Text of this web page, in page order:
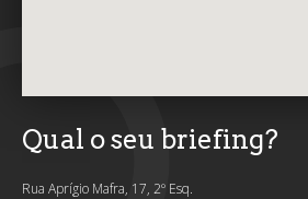
Qual o seu briefing?
Rua Aprígio Mafra, 17, 2º Esq.